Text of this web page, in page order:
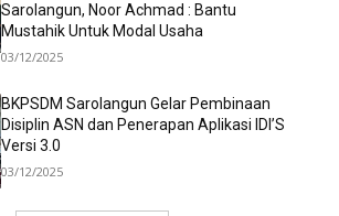
Sarolangun, Noor Achmad : Bantu
Mustahik Untuk Modal Usaha
03/12/2025
BKPSDM Sarolangun Gelar Pembinaan
Disiplin ASN dan Penerapan Aplikasi IDI’S
Versi 3.0
03/12/2025